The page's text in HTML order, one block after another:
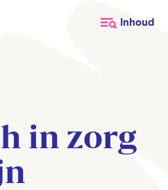
Inhoud
in zorg